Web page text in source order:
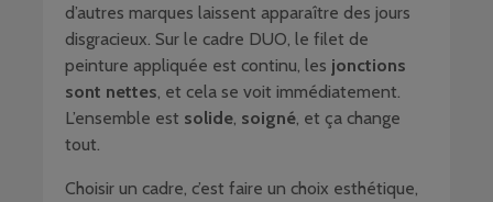
d’autres marques laissent apparaître des jours
disgracieux. Sur le cadre DUO, le filet de
peinture appliquée est continu, les jonctions
sont nettes, et cela se voit immédiatement.
L’ensemble est solide, soigné, et ça change
tout.
Choisir un cadre, c’est faire un choix esthétique,